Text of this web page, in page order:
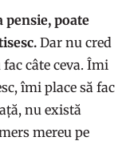
pensie, poate
Dar nu cred
câte ceva. Îmi
îmi place să fac
nu există
mereu pe